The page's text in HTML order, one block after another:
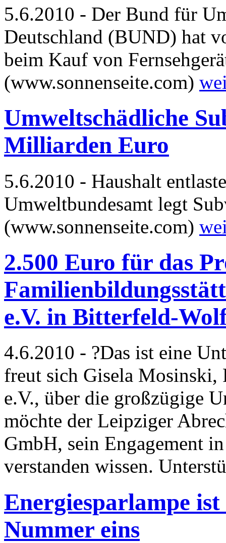
5.6.2010 - Der Bund für
Deutschland (BUND) hat
beim Kauf von
(www.sonnenseite.com)
Umweltschädliche
Milliarden Euro
5.6.2010 - Haushalt
Umweltbundesamt legt
(www.sonnenseite.com)
2.500 Euro für das
e.V. in Bitterfeld-
4.6.2010 - ?Das ist eine
freut sich Gisela
e.V., über die großzügige
möchte der Leipziger
GmbH, sein Engagement
verstanden wissen.
Energiesparlampe
Nummer eins